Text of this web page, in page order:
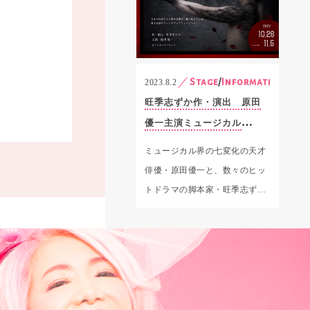
2023.8.22 Stage/Information
旺季志ずか作・演出 原田
優一主演ミュージカル
した男～」上演のお知ら
せ！！
ミュージカル界の七変化の天才
俳優・原田優一と、数々のヒッ
トドラマの脚本家・旺季志ずか
カル「T…